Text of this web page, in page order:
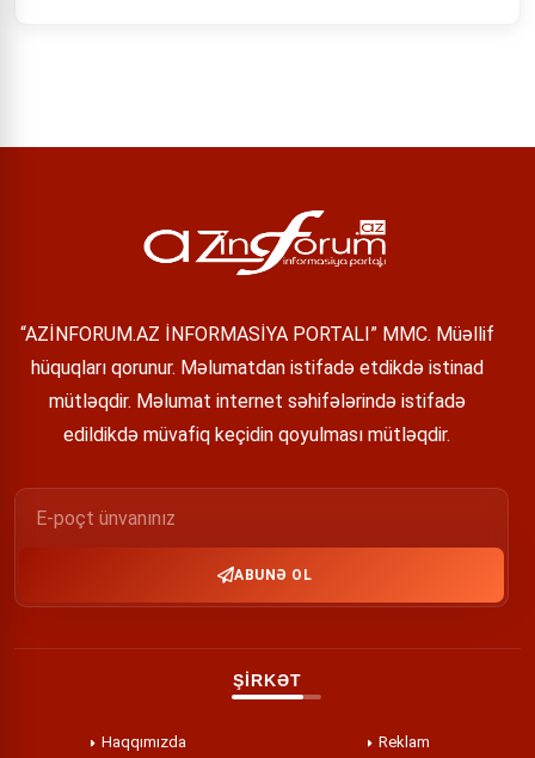
“AZİNFORUM.AZ İNFORMASİYA PORTALI” MMC. Müəllif
hüquqları qorunur. Məlumatdan istifadə etdikdə istinad
mütləqdir. Məlumat internet səhifələrində istifadə
edildikdə müvafiq keçidin qoyulması mütləqdir.
ABUNƏ OL
ŞİRKƏT
Haqqımızda Reklam